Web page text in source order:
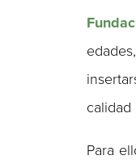
calidad
Para